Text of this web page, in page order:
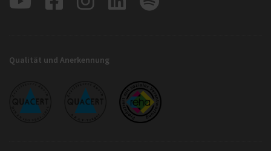
Qualität und Anerkennung